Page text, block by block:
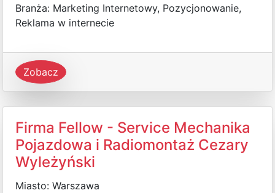
Branża: Marketing Internetowy, Pozycjonowanie,
Reklama w internecie
Zobacz
Firma Fellow - Service Mechanika
Pojazdowa i Radiomontaż Cezary
Wyleżyński
Miasto: Warszawa